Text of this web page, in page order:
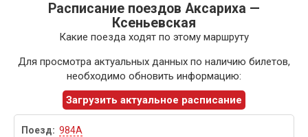
Расписание поездов Аксариха —
Ксеньевская
Какие поезда ходят по этому маршруту
Для просмотра актуальных данных по наличию билетов,
необходимо обновить информацию:
Загрузить актуальное расписание
984А